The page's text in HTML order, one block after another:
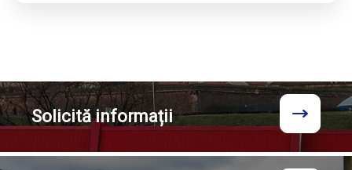
Solicităinformații